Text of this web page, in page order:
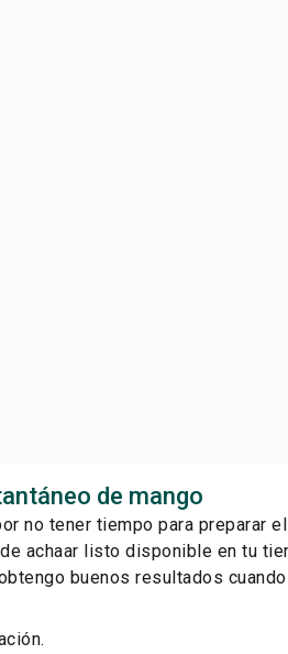
de mango
no tener tiempo para preparar
achaar listo disponible en tu
buenos resultados